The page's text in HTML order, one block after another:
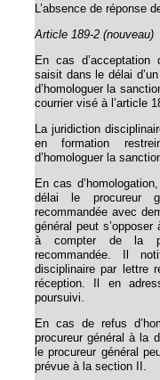
L’absence de réponse
Article 189-2 (nouveau)
En cas
saisit dans le délai
d’homologuer la
courrier visé à l’article
La juridiction
en formation
d’homologuer la
En cas
délai le procureur
recommandée avec
général peut
à compter de la
recommandée. Il
disciplinaire par lettre
réception. Il en
poursuivi.
En cas de refus
procureur général à la
le procureur général
prévue à la section II.